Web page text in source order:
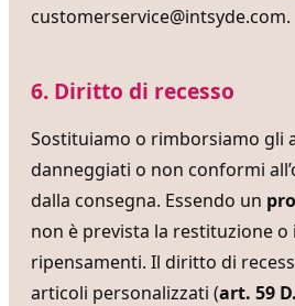
customerservice@intsyde.com.
6. Diritto di recesso
Sostituiamo o rimborsiamo gli
danneggiati o non conformi
dalla consegna. Essendo un
non è prevista la restituzione
ripensamenti. Il diritto di
articoli personalizzati (art. 59